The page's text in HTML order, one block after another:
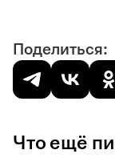
Поделиться:
Что ещё